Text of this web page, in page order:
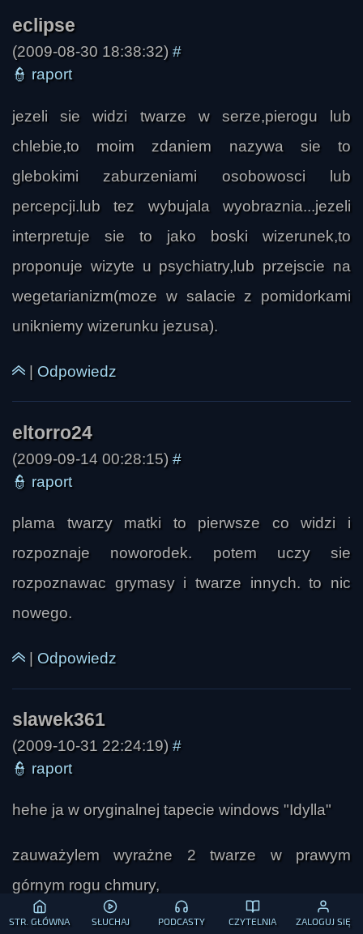
STR. GŁÓWNA SŁUCHAJ PODCASTY CZYTELNIA ZALOGUJ SIĘ
(2009-08-30 18:38:32) #
👮 raport
jezeli sie widzi twarze w serze,pierogu lub
chlebie,to moim zdaniem nazywa sie to
glebokimi zaburzeniami osobowosci lub
percepcji.lub tez wybujala wyobraznia...jezeli
interpretuje sie to jako boski wizerunek,to
proponuje wizyte u psychiatry,lub przejscie na
wegetarianizm(moze w salacie z pomidorkami
unikniemy wizerunku jezusa).
| Odpowiedz
(2009-09-14 00:28:15) #
👮 raport
plama twarzy matki to pierwsze co widzi i
rozpoznaje noworodek. potem uczy sie
rozpoznawac grymasy i twarze innych. to nic
nowego.
| Odpowiedz
(2009-10-31 22:24:19) #
👮 raport
hehe ja w oryginalnej tapecie windows "Idylla"
zauważylem wyrażne 2 twarze w prawym
górnym rogu chmury,
1 duża taka jakby jakiś kolos a druga taka
G.
aga